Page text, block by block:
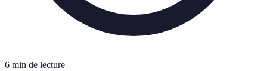
6 min de lecture